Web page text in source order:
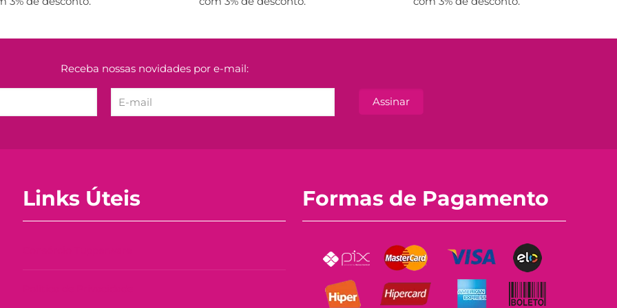
Receba nossas novidades por e-mail:
Links Úteis Formas de Pagamento